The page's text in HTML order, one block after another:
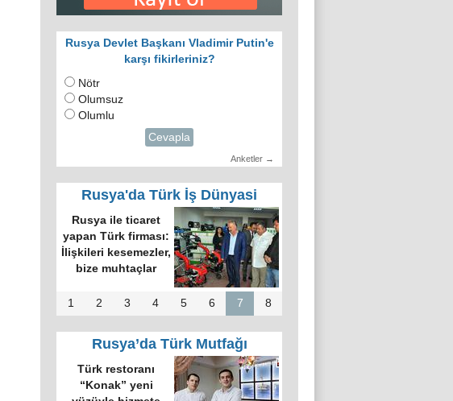
Rusya Devlet Başkanı Vladimir Putin'e
karşı fikirleriniz?
Nötr
Olumsuz
Olumlu
Cevapla
Anketler →
Rusya'da Türk İş Dünyasi
Rusya ile ticaret
yapan Türk firması:
İlişkileri kesemezler,
bize muhtaçlar
1 2 3 4 5 6 7 8
Rusya’da Türk Mutfağı
Türk restoranı
“Konak” yeni